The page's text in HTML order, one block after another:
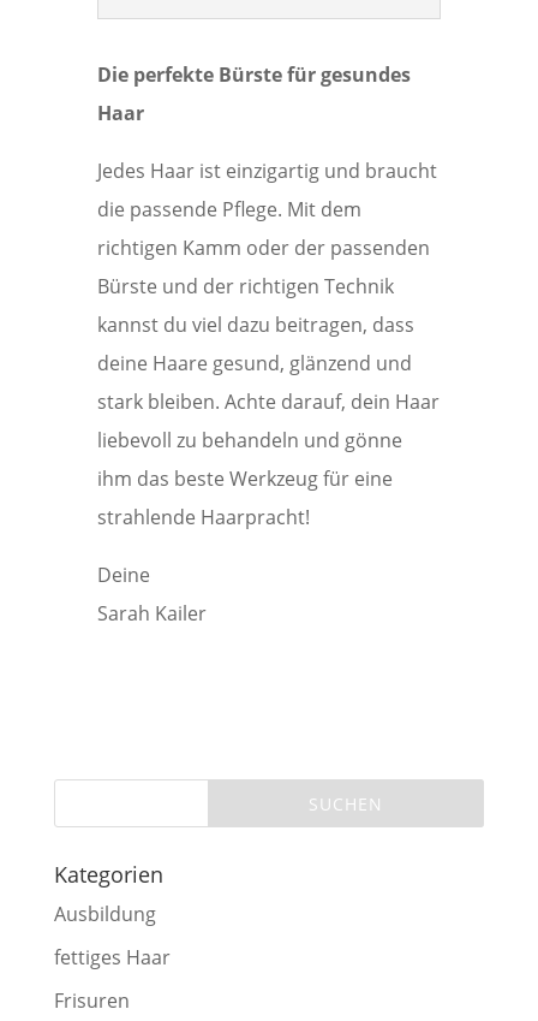
Die perfekte Bürste für gesundes
Haar
Jedes Haar ist einzigartig und braucht
die passende Pflege. Mit dem
richtigen Kamm oder der passenden
Bürste und der richtigen Technik
kannst du viel dazu beitragen, dass
deine Haare gesund, glänzend und
stark bleiben. Achte darauf, dein Haar
liebevoll zu behandeln und gönne
ihm das beste Werkzeug für eine
strahlende Haarpracht!
Deine
Sarah Kailer
Kategorien
Ausbildung
fettiges Haar
Frisuren